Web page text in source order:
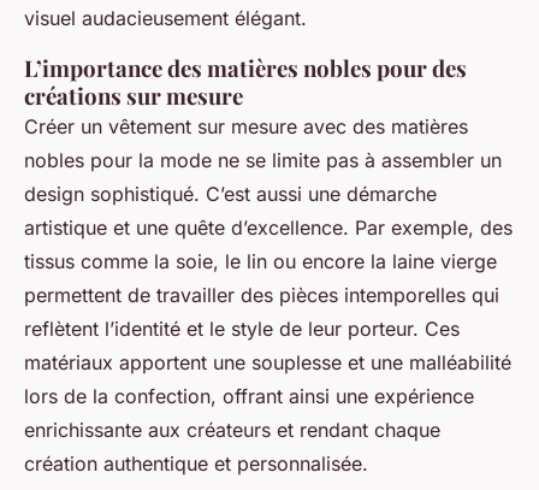
visuel audacieusement élégant.
L’importance des matières nobles pour des
créations sur mesure
Créer un vêtement sur mesure avec des matières
nobles pour la mode ne se limite pas à assembler un
design sophistiqué. C’est aussi une démarche
artistique et une quête d’excellence. Par exemple, des
tissus comme la soie, le lin ou encore la laine vierge
permettent de travailler des pièces intemporelles qui
reflètent l’identité et le style de leur porteur. Ces
matériaux apportent une souplesse et une malléabilité
lors de la confection, offrant ainsi une expérience
enrichissante aux créateurs et rendant chaque
création authentique et personnalisée.